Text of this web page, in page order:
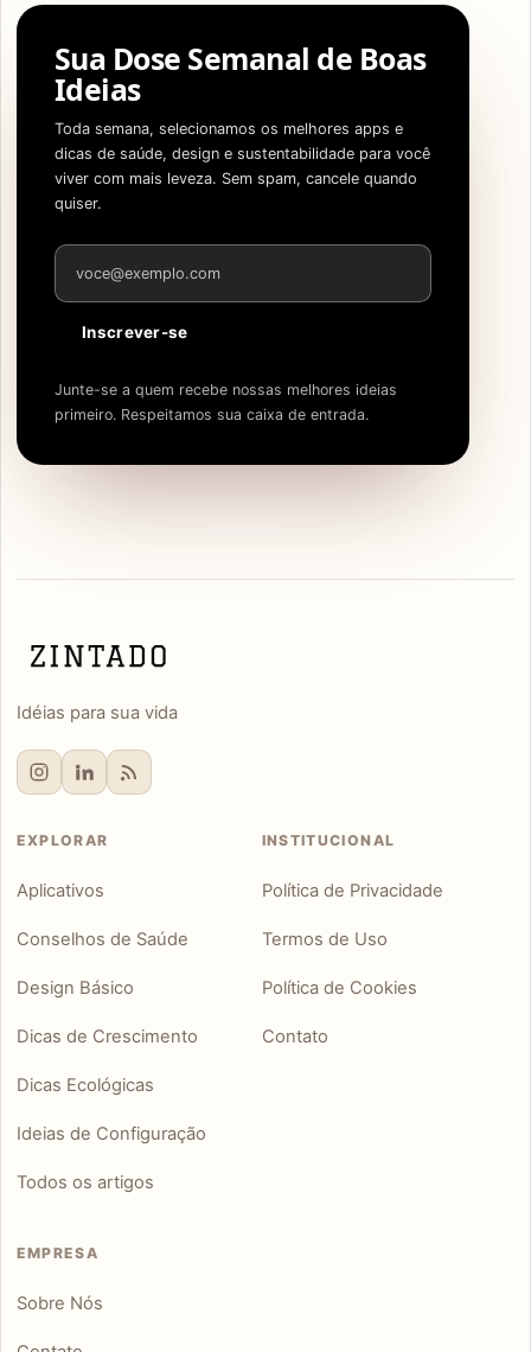
Sua Dose Semanal de Boas
Ideias
Toda semana, selecionamos os melhores apps e
dicas de saúde, design e sustentabilidade para você
viver com mais leveza. Sem spam, cancele quando
quiser.
Endereço de e-mail
Inscrever-se
Junte-se a quem recebe nossas melhores ideias
primeiro. Respeitamos sua caixa de entrada.
Idéias para sua vida
EXPLORAR
Aplicativos
Conselhos de Saúde
Design Básico
Dicas de Crescimento
Dicas Ecológicas
Ideias de Configuração
Todos os artigos
INSTITUCIONAL
Política de Privacidade
Termos de Uso
Política de Cookies
Contato
EMPRESA
Sobre Nós